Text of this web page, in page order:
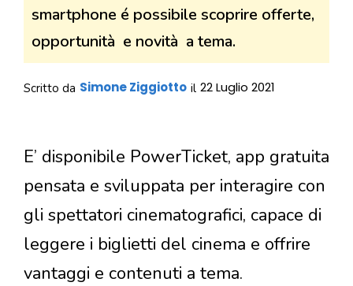
smartphone é possibile scoprire offerte,
opportunità e novità a tema.
Scritto da Simone Ziggiotto il 22 Luglio 2021
E’ disponibile PowerTicket, app gratuita
pensata e sviluppata per interagire con
gli spettatori cinematografici, capace di
leggere i biglietti del cinema e offrire
vantaggi e contenuti a tema.